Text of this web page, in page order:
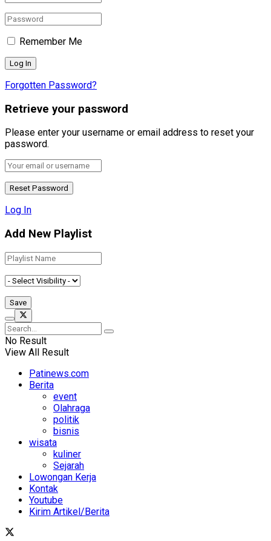
Remember Me
Forgotten Password?
Retrieve your password
Please enter your username or email address to reset your
password.
Log In
Add New Playlist
No Result
View All Result
Patinews.com
Berita
event
Olahraga
politik
bisnis
wisata
kuliner
Sejarah
Lowongan Kerja
Kontak
Youtube
Kirim Artikel/Berita